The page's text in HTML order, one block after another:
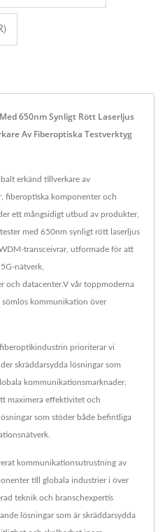
650nm Synligt Rött Laserljus
Av Fiberoptiska Testverktyg
erkänd tillverkare av
fiberoptiska komponenter och
ett mångsidigt utbud av produkter,
med 650nm synligt rött laserljus
transceivrar, utformade för att
nätverk,
och datacenter.V vår toppmoderna
kommunikation över
prioriterar vi
skräddarsydda lösningar som
kommunikationsmarknader.
maximera effektivitet och
som stöder både befintliga
kommunikationsutrustning av
till globala industrier i över
teknik och branschexpertis
lösningar som är skräddarsydda